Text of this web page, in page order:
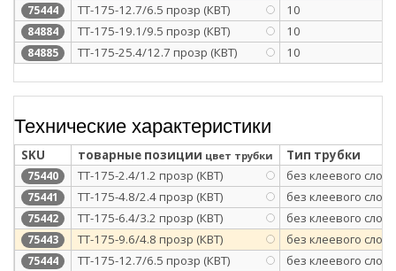
75444 ТТ-175-12.7/6.5 прозр (КВТ) 10
84884 ТТ-175-19.1/9.5 прозр (КВТ) 10
84885 ТТ-175-25.4/12.7 прозр (КВТ) 10
Технические характеристики
SKU товарные позиции цвет трубки Тип трубки
75440 ТТ-175-2.4/1.2 прозр (КВТ) без клеевого слоя
75441 ТТ-175-4.8/2.4 прозр (КВТ) без клеевого слоя
75442 ТТ-175-6.4/3.2 прозр (КВТ) без клеевого слоя
75443 ТТ-175-9.6/4.8 прозр (КВТ) без клеевого слоя
75444 ТТ-175-12.7/6.5 прозр (КВТ) без клеевого слоя